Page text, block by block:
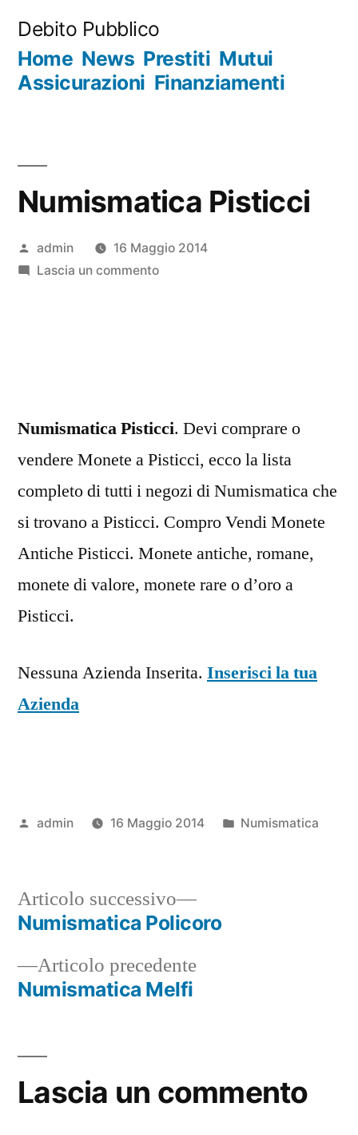
contenuto
Debito Pubblico
Home News Prestiti Mutui
Assicurazioni Finanziamenti
Numismatica Pisticci
Pubblicato
da
admin
16 Maggio 2014
Lascia un commentosu
Numismatica Pisticci. Devi comprare o
vendere Monete a Pisticci, ecco la lista
completo di tutti i negozi di Numismatica che
si trovano a Pisticci. Compro Vendi Monete
Antiche Pisticci. Monete antiche, romane,
monete di valore, monete rare o d’oro a
Pisticci.
Nessuna Azienda Inserita. Inserisci la tua
Azienda
Pubblicato
admin 16 Maggio 2014
Pubblicato
Numismatica
Navigazione
articoli
Articolo precedenteArticolo
Numismatica Melfi
Articolo successivo
Articolo
successivo:
Numismatica Policoro
Lascia un commento